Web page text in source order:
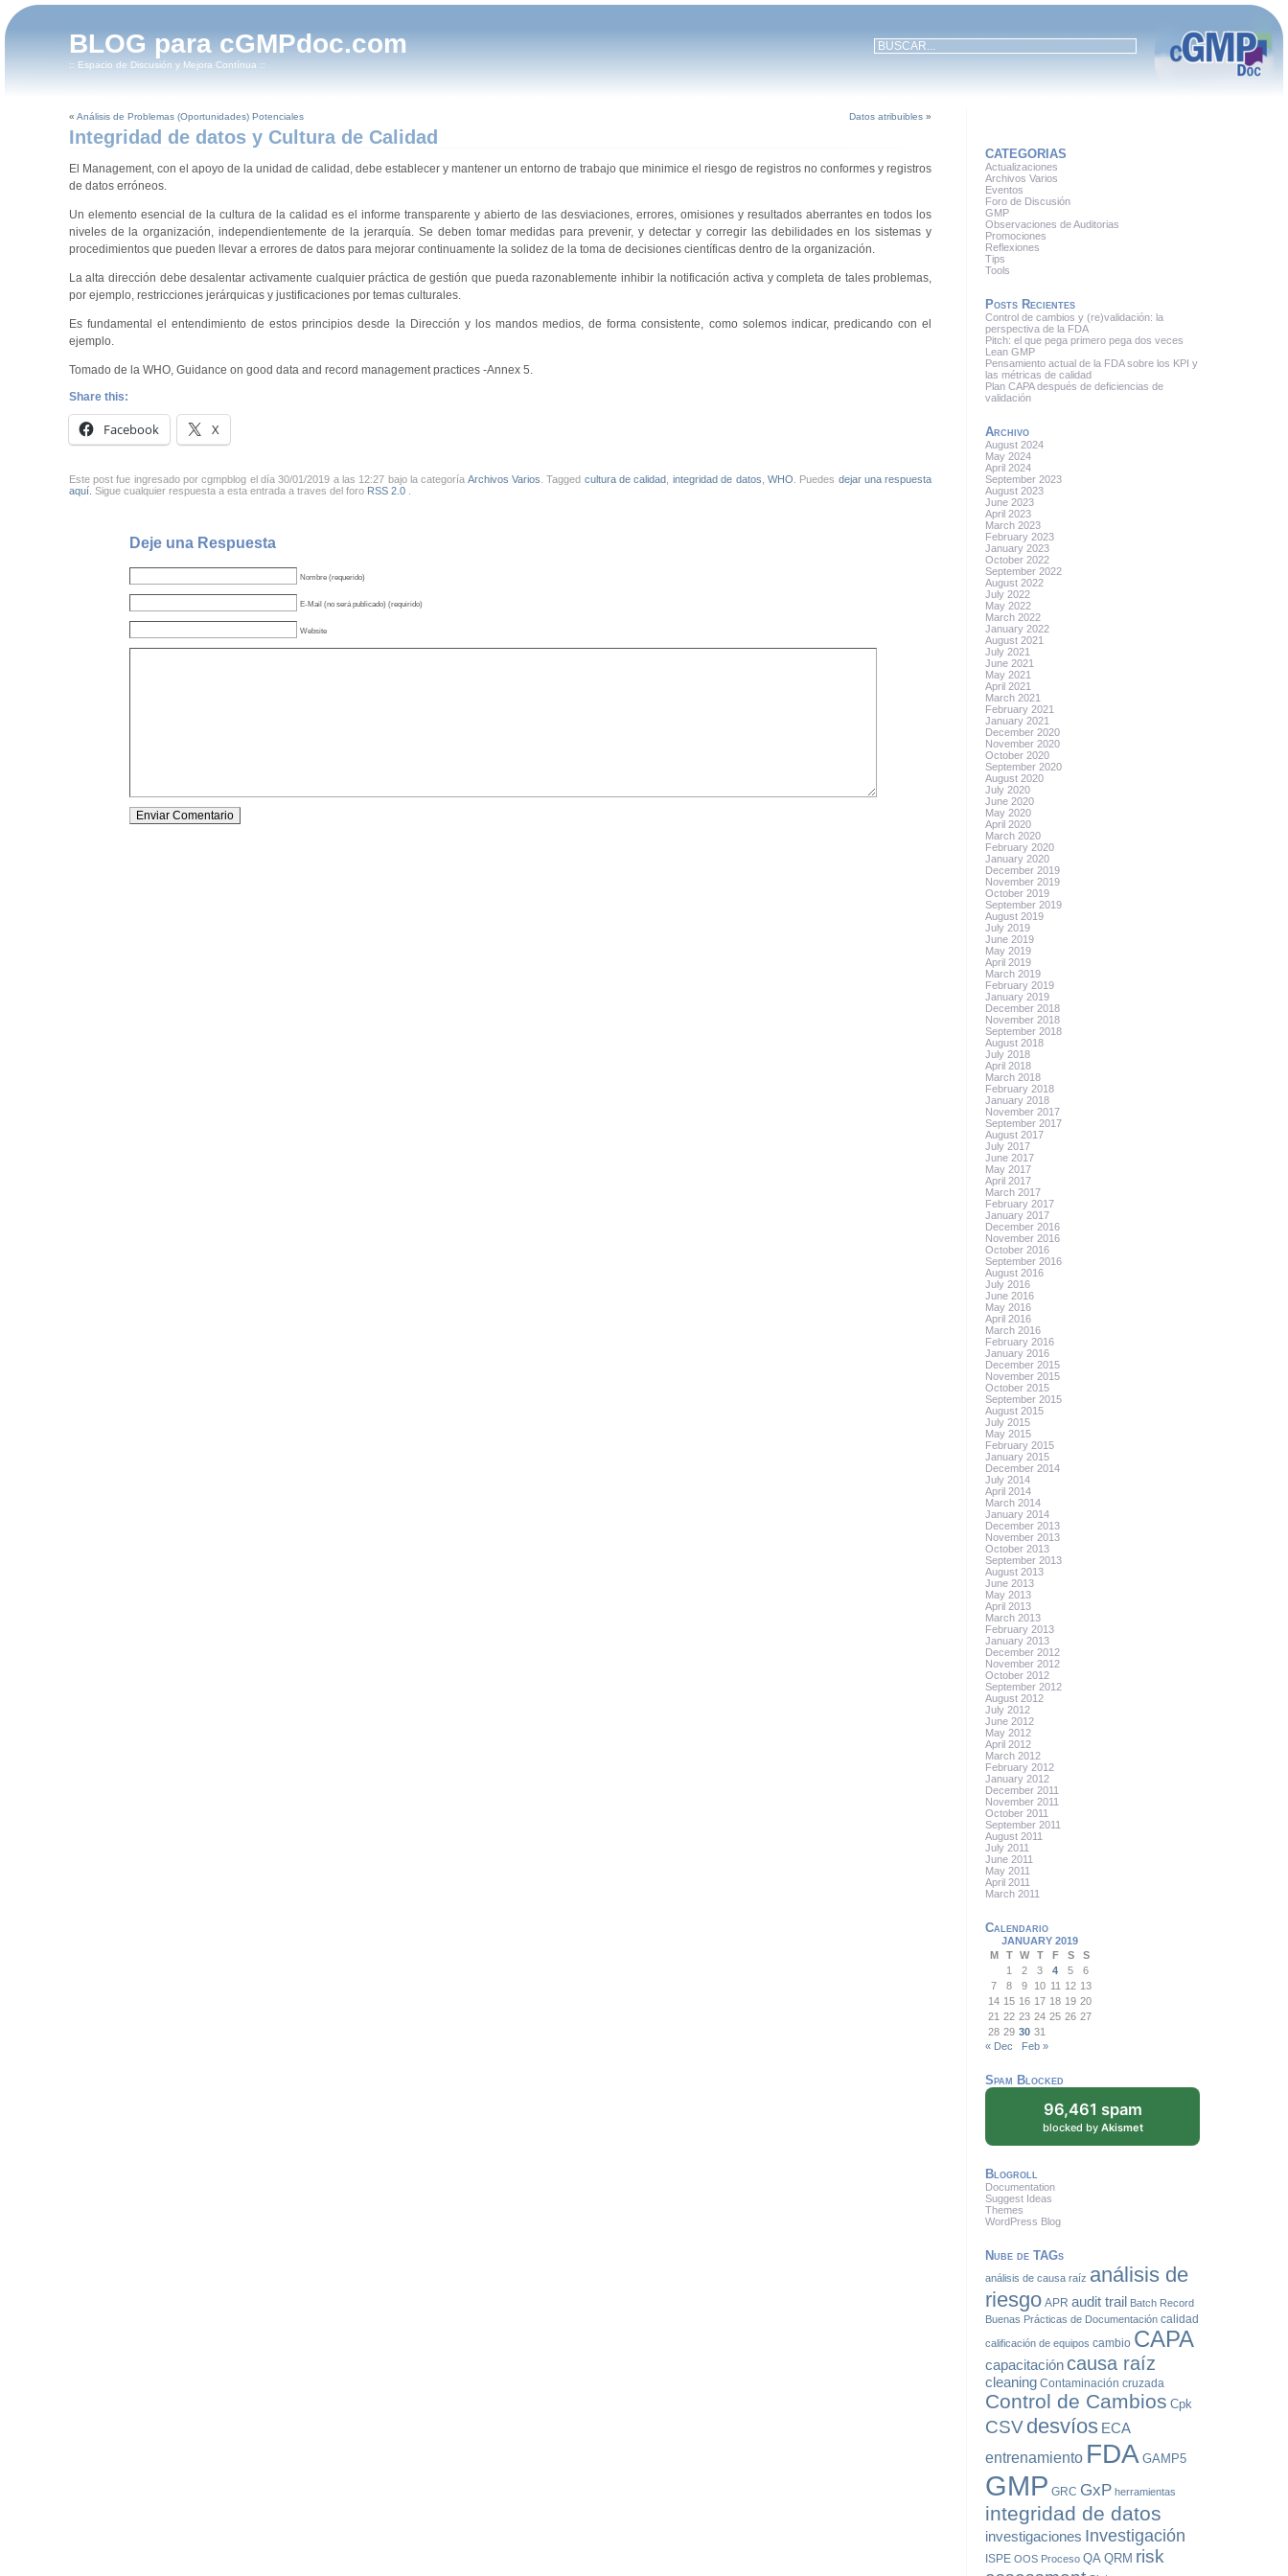
BLOG para cGMPdoc.com
:: Espacio de Discusión y Mejora Contínua ::
« Análisis de Problemas (Oportunidades) Potenciales Datos atribuibles »
Integridad de datos y Cultura de Calidad
El Management, con el apoyo de la unidad de calidad, debe establecer y mantener un entorno de trabajo que minimice el riesgo de registros no conformes y registros
de datos erróneos.
Un elemento esencial de la cultura de la calidad es el informe transparente y abierto de las desviaciones, errores, omisiones y resultados aberrantes en todos los
niveles de la organización, independientemente de la jerarquía. Se deben tomar medidas para prevenir, y detectar y corregir las debilidades en los sistemas y
procedimientos que pueden llevar a errores de datos para mejorar continuamente la solidez de la toma de decisiones científicas dentro de la organización.
La alta dirección debe desalentar activamente cualquier práctica de gestión que pueda razonablemente inhibir la notificación activa y completa de tales problemas,
por ejemplo, restricciones jerárquicas y justificaciones por temas culturales.
Es fundamental el entendimiento de estos principios desde la Dirección y los mandos medios, de forma consistente, como solemos indicar, predicando con el
ejemplo.
Tomado de la WHO, Guidance on good data and record management practices -Annex 5.
Share this:
Facebook X
Este post fue ingresado por cgmpblog el día 30/01/2019 a las 12:27 bajo la categoría Archivos Varios . Tagged cultura de calidad integridad de datos WHO . Puedes dejar una respuesta
aquí. Sigue cualquier respuesta a esta entrada a traves del foro RSS 2.0.
Deje una Respuesta
Nombre (requerido)
E-Mail (no será publicado) (requirido)
Website
CATEGORIAS
Actualizaciones
Archivos Varios
Eventos
Foro de Discusión
GMP
Observaciones de Auditorias
Promociones
Reflexiones
Tips
Tools
Posts Recientes
Control de cambios y (re)validación: la
perspectiva de la FDA
Pitch: el que pega primero pega dos veces
Lean GMP
Pensamiento actual de la FDA sobre los KPI y
las métricas de calidad
Plan CAPA después de deficiencias de
validación
Archivo
August 2024
May 2024
April 2024
September 2023
August 2023
June 2023
April 2023
March 2023
February 2023
January 2023
October 2022
September 2022
August 2022
July 2022
May 2022
March 2022
January 2022
August 2021
July 2021
June 2021
May 2021
April 2021
March 2021
February 2021
January 2021
December 2020
November 2020
October 2020
September 2020
August 2020
July 2020
June 2020
May 2020
April 2020
March 2020
February 2020
January 2020
December 2019
November 2019
October 2019
September 2019
August 2019
July 2019
June 2019
May 2019
April 2019
March 2019
February 2019
January 2019
December 2018
November 2018
September 2018
August 2018
July 2018
April 2018
March 2018
February 2018
January 2018
November 2017
September 2017
August 2017
July 2017
June 2017
May 2017
April 2017
March 2017
February 2017
January 2017
December 2016
November 2016
October 2016
September 2016
August 2016
July 2016
June 2016
May 2016
April 2016
March 2016
February 2016
January 2016
December 2015
November 2015
October 2015
September 2015
August 2015
July 2015
May 2015
February 2015
January 2015
December 2014
July 2014
April 2014
March 2014
January 2014
December 2013
November 2013
October 2013
September 2013
August 2013
June 2013
May 2013
April 2013
March 2013
February 2013
January 2013
December 2012
November 2012
October 2012
September 2012
August 2012
July 2012
June 2012
May 2012
April 2012
March 2012
February 2012
January 2012
December 2011
November 2011
October 2011
September 2011
August 2011
July 2011
June 2011
May 2011
April 2011
March 2011
Calendario
JANUARY 2019
M
T W T F S
S
1
2 3 4 5
6
7
8 9 10 11 12 13
14 15 16 17 18 19 20
21 22 23 24 25 26 27
28 29 30 31
« Dec
Feb »
Spam Blocked
96,461 spam
blocked by Akismet
Blogroll
Documentation
Suggest Ideas
Themes
WordPress Blog
Nube de TAGs
análisis de causa raíz análisis de
riesgo APR audit trail Batch Record
Buenas Prácticas de Documentación calidad
calificación de equipos cambio CAPA
capacitacióncausa raíz
cleaning Contaminación cruzada
Control de Cambios Cpk
CSVdesvíos ECA
entrenamiento FDA GAMP5
GMP GRC GxP herramientas
integridad de datos
investigaciones Investigación
ISPE OOS Proceso QA QRM risk